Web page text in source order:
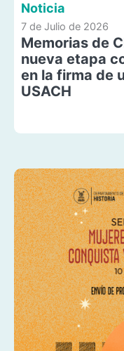
Noticia
7 de Julio de 2026
Memorias de
nueva etapa
en la firma de
USACH